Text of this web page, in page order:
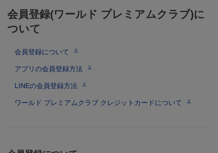
会員登録(ワールド プレミアムクラブ)に
ついて
会員登録について
アプリの会員登録方法
LINEの会員登録方法
ワールド プレミアムクラブ クレジットカードについて